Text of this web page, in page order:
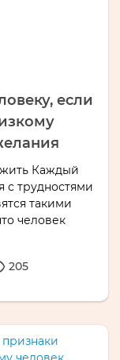
если
жить Каждый
с трудностями
такими
человек
205